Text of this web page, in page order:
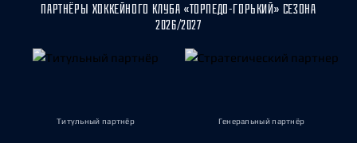
ПАРТНЁРЫ ХОККЕЙНОГО КЛУБА «ТОРПЕДО-ГОРЬКИЙ» СЕЗОНА
2026/2027
Титульный партнёр Генеральный партнёр